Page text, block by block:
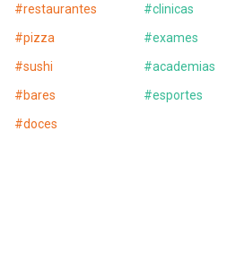
#restaurantes
#pizza
#sushi
#bares
#doces
#clinicas
#exames
#academias
#esportes